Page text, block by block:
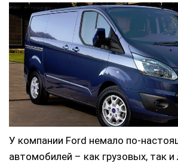
У компании Ford немало по-
автомобилей – как грузовых, так